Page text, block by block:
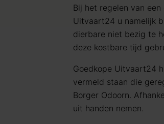
Bij het regelen van
Uitvaart24 u namelijk
dierbare niet bezig te
deze kostbare tijd
Goedkope Uitvaart24
vermeld staan die
Borger Odoorn.
uit handen nemen.